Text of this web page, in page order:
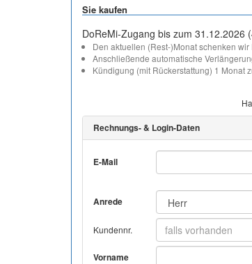
Sie kaufen
DoReMi-Zugang bis zum 31.12.2026
Den aktuellen (Rest-)Monat schenken wir
Anschließende automatische
Kündigung (mit Rückerstattung) 1 Monat
Rechnungs- & Login-Daten
E-Mail
Anrede
Kundennr.
Vorname